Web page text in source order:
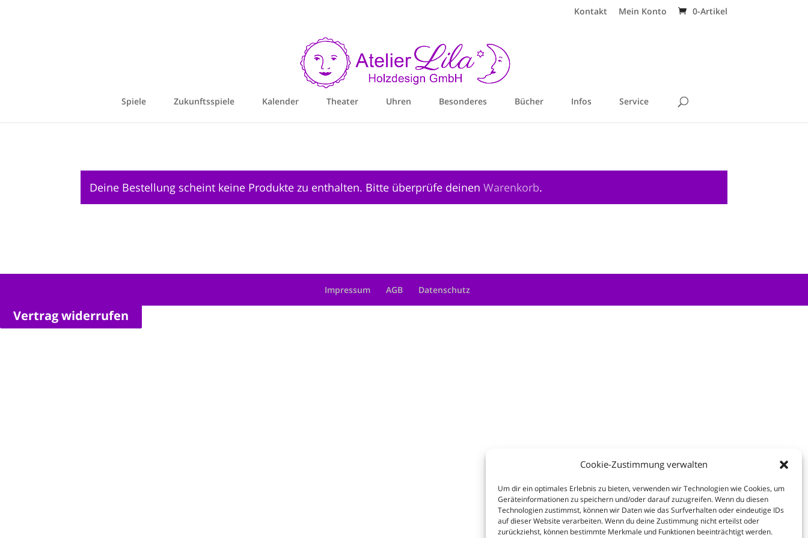
Cookie-Zustimmung verwalten
Um dir ein optimales Erlebnis zu bieten, verwenden wir Technologien wie Cookies, um
Geräteinformationen zu speichern und/oder darauf zuzugreifen. Wenn du diesen
Technologien zustimmst, können wir Daten wie das Surfverhalten oder eindeutige IDs
auf dieser Website verarbeiten. Wenn du deine Zustimmung nicht erteilst oder
zurückziehst, können bestimmte Merkmale und Funktionen beeinträchtigt werden.
Kontakt Mein Konto 0-Artikel
Spiele Zukunftsspiele Kalender Theater Uhren Besonderes Bücher Infos Service
Deine Bestellung scheint keine Produkte zu enthalten. Bitte überprüfe deinenWarenkorb.
Impressum AGB Datenschutz
Vertrag widerrufen